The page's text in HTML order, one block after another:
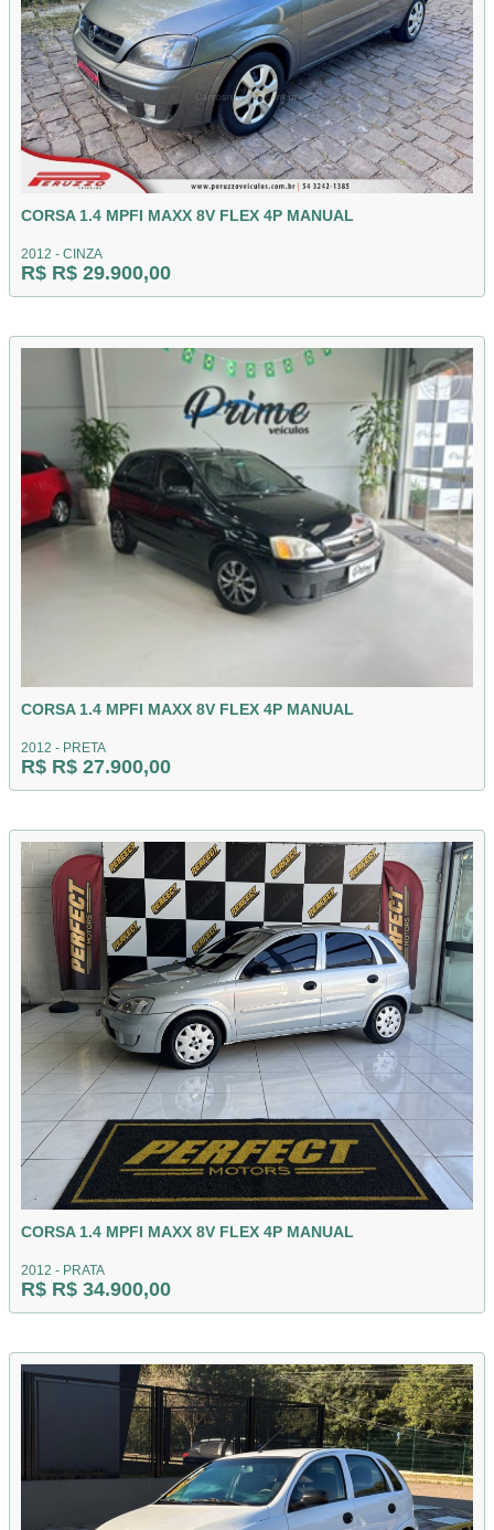
CORSA 1.4 MPFI MAXX 8V FLEX 4P MANUAL
2012 - CINZA
R$ R$ 29.900,00
CORSA 1.4 MPFI MAXX 8V FLEX 4P MANUAL
2012 - PRETA
R$ R$ 27.900,00
CORSA 1.4 MPFI MAXX 8V FLEX 4P MANUAL
2012 - PRATA
R$ R$ 34.900,00